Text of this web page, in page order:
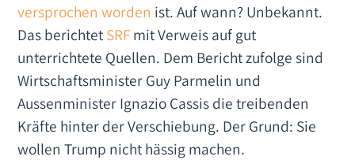
versprochen worden ist. Auf wann? Unbekannt.
Das berichtetSRFmit Verweis auf gut
unterrichtete Quellen. Dem Bericht zufolge sind
Wirtschaftsminister Guy Parmelin und
Aussenminister Ignazio Cassis die treibenden
Kräfte hinter der Verschiebung. Der Grund: Sie
wollen Trump nicht hässig machen.